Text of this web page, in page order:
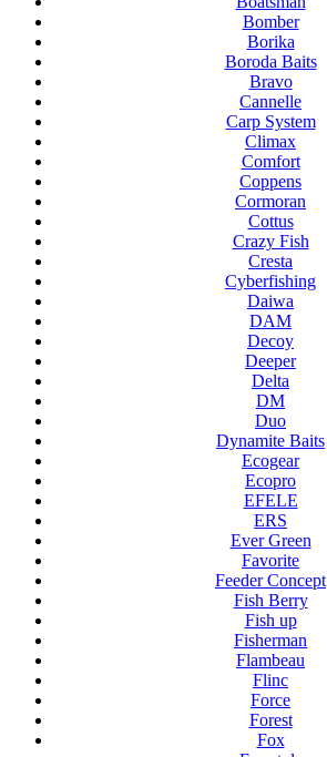
Bomber
Borika
Boroda Baits
Bravo
Cannelle
Carp System
Climax
Comfort
Coppens
Cormoran
Cottus
Crazy Fish
Cresta
Cyberfishing
Daiwa
DAM
Decoy
Deeper
Delta
DM
Duo
Dynamite Baits
Ecogear
Ecopro
EFELE
ERS
Ever Green
Favorite
Feeder Concept
Fish Berry
Fish up
Fisherman
Flambeau
Flinc
Force
Forest
Fox